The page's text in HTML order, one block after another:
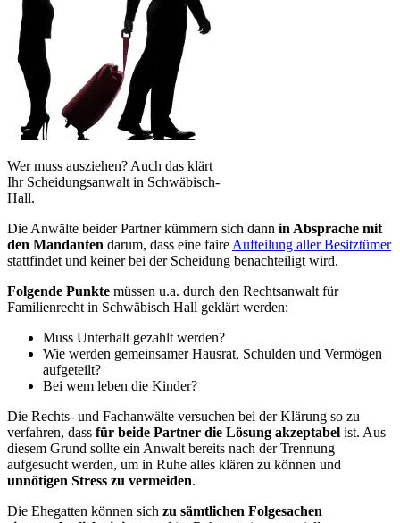
Wer muss ausziehen? Auch das klärt
Ihr Scheidungsanwalt in Schwäbisch-
Hall.
Die Anwälte beider Partner kümmern sich dann in Absprache mit
den Mandanten darum, dass eine faire Aufteilung aller Besitztümer
stattfindet und keiner bei der Scheidung benachteiligt wird.
Folgende Punkte müssen u.a. durch den Rechtsanwalt für
Familienrecht in Schwäbisch Hall geklärt werden:
Muss Unterhalt gezahlt werden?
Wie werden gemeinsamer Hausrat, Schulden und Vermögen
aufgeteilt?
Bei wem leben die Kinder?
Die Rechts- und Fachanwälte versuchen bei der Klärung so zu
verfahren, dass für beide Partner die Lösung akzeptabel ist. Aus
diesem Grund sollte ein Anwalt bereits nach der Trennung
aufgesucht werden, um in Ruhe alles klären zu können und
unnötigen Stress zu vermeiden.
Die Ehegatten können sich zu sämtlichen Folgesachen